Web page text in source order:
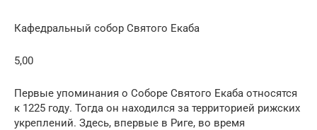
Кафедральный собор Святого Екаба
5,00
Первые упоминания о Соборе Святого Екаба относятся
к 1225 году. Тогда он находился за территорией рижских
укреплений. Здесь, впервые в Риге, во время